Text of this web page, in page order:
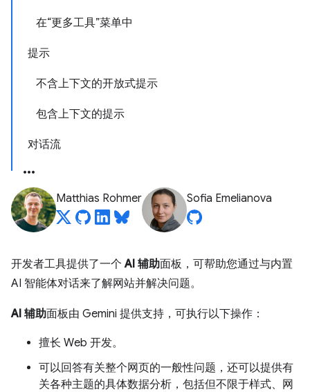
在“更多工具”菜单中
提示
不含上下文的开放式提示
包含上下文的提示
对话流
Matthias Rohmer Sofia Emelianova
开发者工具提供了一个AI 辅助面板，可帮助您通过与内置
AI 智能体对话来了解网站并解决问题。
AI 辅助面板由 Gemini 提供支持，可执行以下操作：
擅长 Web 开发。
可以回答有关整个网页的一般性问题，还可以提供有
关各种主题的具体数据分析，包括但不限于样式、网